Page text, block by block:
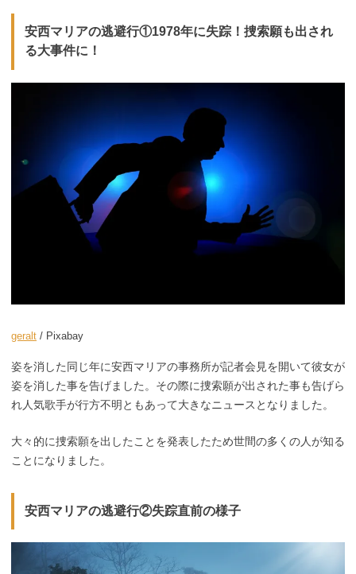
安西マリアの逃避行①1978年に失踪！捜索願も出され
る大事件に！
geralt / Pixabay
姿を消した同じ年に安西マリアの事務所が記者会見を開いて彼女が
姿を消した事を告げました。その際に捜索願が出された事も告げら
れ人気歌手が行方不明ともあって大きなニュースとなりました。
大々的に捜索願を出したことを発表したため世間の多くの人が知る
ことになりました。
安西マリアの逃避行②失踪直前の様子